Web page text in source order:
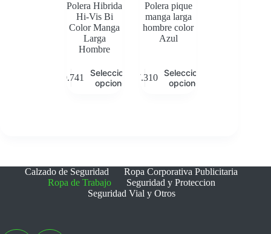
producto
producto
Polera Hibrida
Hi-Vis Bi
Color Manga
Larga
Hombre
9.741
Seleccionar
opciones
producto
elegir
en
la
Polera pique
manga larga
hombre color
Azul
7.310 Seleccionar
opciones
producto
elegir
en
la
página
Calzado de Seguridad
Ropa Corporativa Publicitaria
Ropa de Trabajo
Seguridad y Proteccion
Seguridad Vial y Otros